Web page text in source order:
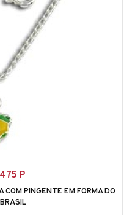
P
COM PINGENTE EM FORMA DO